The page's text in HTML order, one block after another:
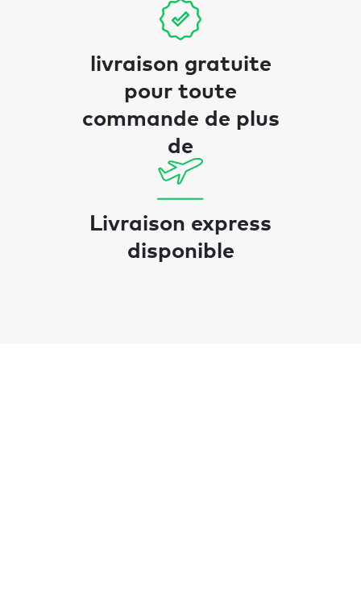
livraison gratuite
pour toute
commande de plus
de
Livraison express
disponible